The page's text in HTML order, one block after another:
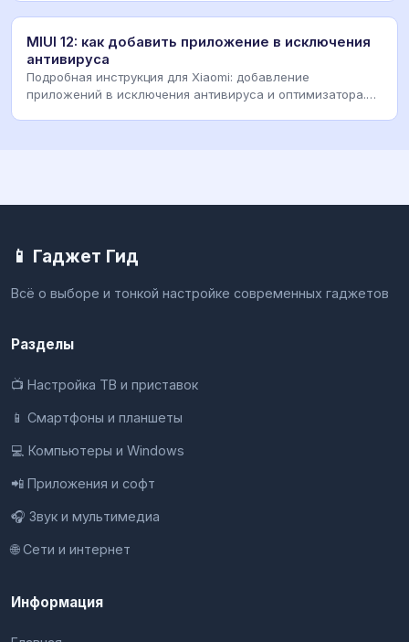
MIUI 12: как добавить приложение в исключения
антивируса
Подробная инструкция для Xiaomi: добавление
приложений в исключения антивируса и оптимизатора.
📱 Гаджет Гид
Всё о выборе и тонкой настройке современных гаджетов
Разделы
📺 Настройка ТВ и приставок
📱 Смартфоны и планшеты
💻 Компьютеры и Windows
📲 Приложения и софт
🎧 Звук и мультимедиа
🌐 Сети и интернет
Информация